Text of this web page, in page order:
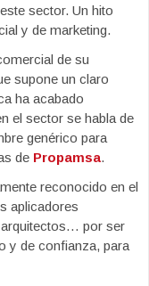
sector. Un hito
y de marketing.
de su
supone un claro
ha acabado
el sector se habla de
genérico para
de Propamsa.
reconocido en el
aplicadores
por ser
y de confianza, para